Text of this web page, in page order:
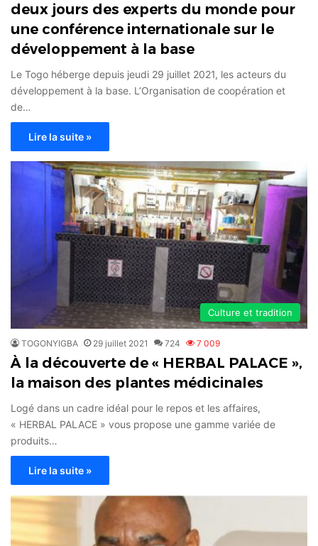
deux jours des experts du monde pour
une conférence internationale sur le
développement à la base
Le Togo héberge depuis jeudi 29 juillet 2021, les acteurs du
développement à la base. L’Organisation de coopération et
de…
Lire la suite »
Culture et tradition
TOGONYIGBA 29 juillet 2021 724 7 009
À la découverte de « HERBAL PALACE »,
la maison des plantes médicinales
Logé dans un cadre idéal pour le repos et les affaires,
« HERBAL PALACE » vous propose une gamme variée de
produits…
Lire la suite »